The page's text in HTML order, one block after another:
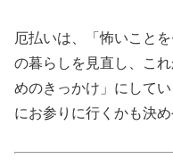
厄払いは、「怖いこと
の暮らしを見直し、こ
めのきっかけ」にして
にお参りに行くかも決め